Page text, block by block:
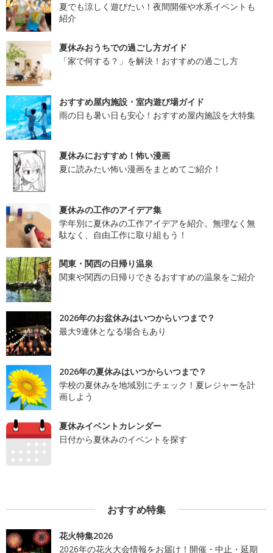
夏でも涼しく遊びたい！夜間開催や水系イベントも
紹介
夏休みおうちでの過ごし方ガイド
「家で何する？」を解決！おすすめの過ごし方
おすすめ屋内施設・室内遊び場ガイド
雨の日も暑い日も安心！おすすめ屋内施設を大特集
夏休みにおすすめ！怖い漫画
夏に読みたい怖い漫画をまとめてご紹介！
夏休みの工作のアイデア集
学年別に夏休みの工作アイデアを紹介。無理なく無
駄なく、自由工作に取り組もう！
関東・関西の日帰り温泉
関東や関西の日帰りできるおすすめの温泉をご紹介
2026年のお盆休みはいつからいつまで？
最大9連休となる場合もあり
2026年の夏休みはいつからいつまで？
学校の夏休みを地域別にチェック！夏レジャーを計
画しよう
夏休みイベントカレンダー
日付から夏休みのイベントを探す
おすすめ特集
花火特集2026
2026年の花火大会情報をお届け！開催・中止・延期